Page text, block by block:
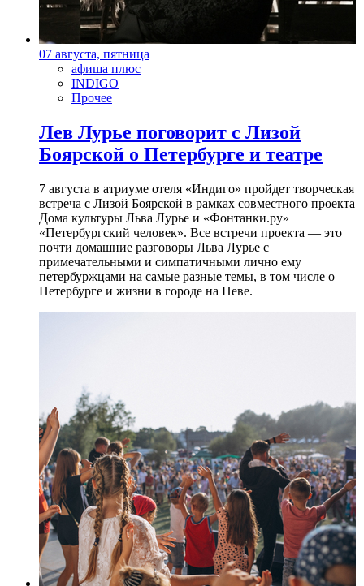
07 августа, пятница
афиша плюс
INDIGO
Прочее
Лев Лурье поговорит с Лизой
Боярской о Петербурге и театре
7 августа в атриуме отеля «Индиго» пройдет творческая
встреча с Лизой Боярской в рамках совместного проекта
Дома культуры Льва Лурье и «Фонтанки.ру»
«Петербургский человек». Все встречи проекта — это
почти домашние разговоры Льва Лурье с
примечательными и симпатичными лично ему
петербуржцами на самые разные темы, в том числе о
Петербурге и жизни в городе на Неве.